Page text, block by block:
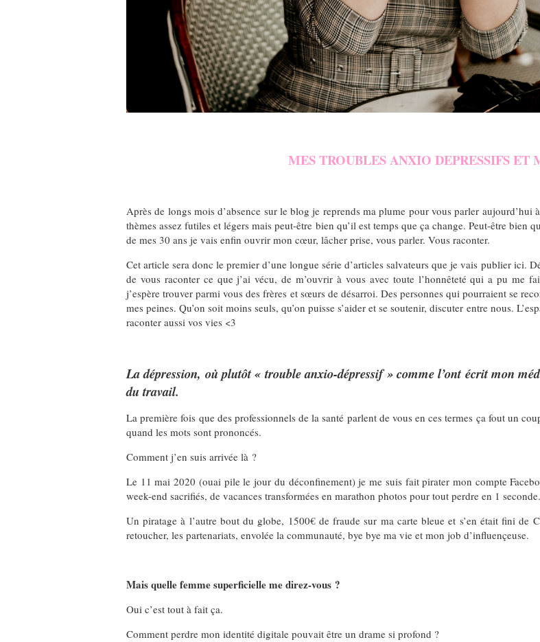
MES TROUBLES ANXIO DEPRESSIFS ET
Après de longs mois d’absence sur le blog je reprends ma plume pour vous parler
thèmes assez futiles et légers mais peut-être bien qu’il est temps que ça change. Peut-être bien
de mes 30 ans je vais enfin ouvrir mon cœur, lâcher prise, vous parler. Vous raconter.
Cet article sera donc le premier d’une longue série d’articles salvateurs que je vais publier ici.
de vous raconter ce que j’ai vécu, de m’ouvrir à vous avec toute l’honnêteté qui a pu me
j’espère trouver parmi vous des frères et sœurs de désarroi. Des personnes qui pourraient se
mes peines. Qu’on soit moins seuls, qu’on puisse s’aider et se soutenir, discuter entre nous.
raconter aussi vos vies <3
La dépression, où plutôt « trouble anxio-dépressif » comme l’ont écrit mon
du travail.
La première fois que des professionnels de la santé parlent de vous en ces termes ça fout un
quand les mots sont prononcés.
Comment j’en suis arrivée là ?
Le 11 mai 2020 (ouai pile le jour du déconfinement) je me suis fait pirater mon compte
week-end sacrifiés, de vacances transformées en marathon photos pour tout perdre en 1 seconde.
Un piratage à l’autre bout du globe, 1500€ de fraude sur ma carte bleue et s’en était fini de
retoucher, les partenariats, envolée la communauté, bye bye ma vie et mon job d’influençeuse.
Mais quelle femme superficielle me direz-vous ?
Oui c’est tout à fait ça.
Comment perdre mon identité digitale pouvait être un drame si profond ?